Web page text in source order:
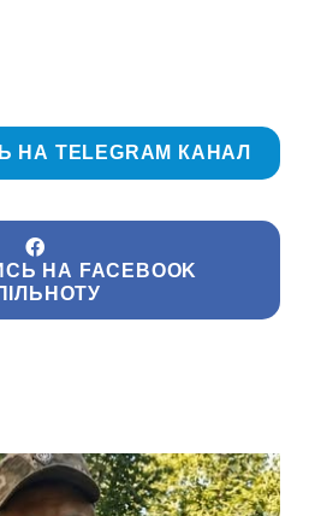
НА TELEGRAM КАНАЛ
НА FACEBOOK